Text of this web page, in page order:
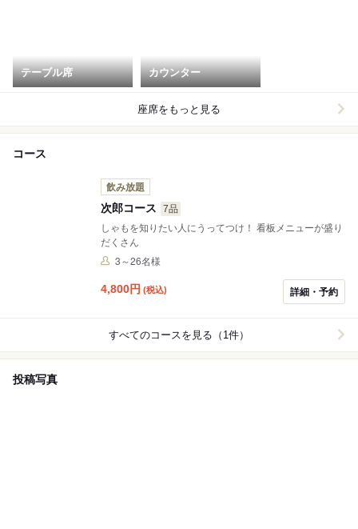
テーブル席 カウンター
座席をもっと見る
コース
飲み放題
次郎コース
7品
しゃもを知りたい人にうってつけ！ 看板メニューが盛り
だくさん
3～26名様
4,800円 (税込) 詳細・予約
すべてのコースを見る（1件）
投稿写真